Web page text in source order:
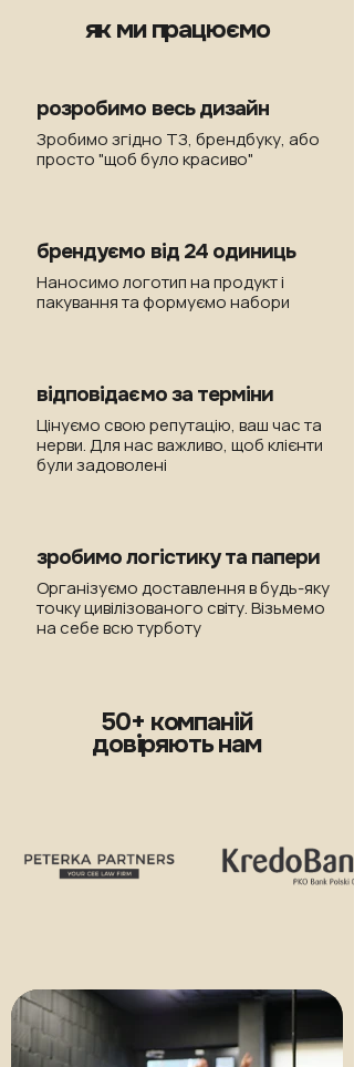
як ми працюємо
розробимо весь дизайн
Зробимо згідно ТЗ, брендбуку, або
просто "щоб було красиво"
брендуємо від 24 одиниць
Наносимо логотип на продукт і
пакування та формуємо набори
відповідаємо за терміни
Цінуємо свою репутацію, ваш час та
нерви. Для нас важливо, щоб клієнти
були задоволені
зробимо логістику та папери
Організуємо доставлення в будь-яку
точку цивілізованого світу. Візьмемо
на себе всю турботу
50+ компаній
довіряють нам